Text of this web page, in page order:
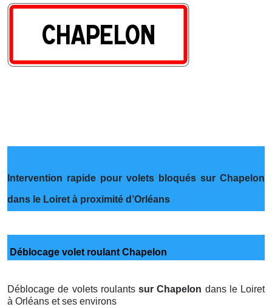
Intervention rapide pour volets bloqués sur Chapelon
dans le Loiret à proximité d’Orléans
Déblocage volet roulant Chapelon
Déblocage de volets roulants sur Chapelon dans le Loiret
à Orléans et ses environs